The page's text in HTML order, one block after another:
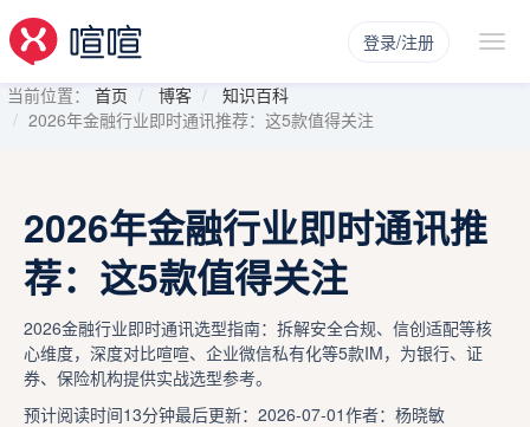
登录/注册
当前位置： 首页 博客
知识百科
2026年金融行业即时通讯推荐：这5款值得关注
2026年金融行业即时通讯推
荐：这5款值得关注
2026金融行业即时通讯选型指南：拆解安全合规、信创适配等核
心维度，深度对比喧喧、企业微信私有化等5款IM，为银行、证
券、保险机构提供实战选型参考。
预计阅读时间13分钟最后更新：2026-07-01作者：杨晓敏